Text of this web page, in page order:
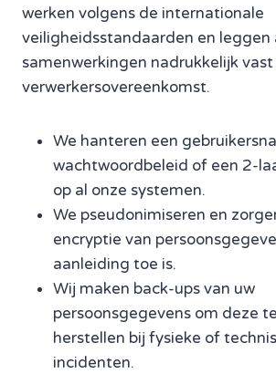
werken volgens de internationale
veiligheidsstandaarden en leggen
samenwerkingen nadrukkelijk
verwerkersovereenkomst.
We hanteren een
wachtwoordbeleid of een 2-
op al onze systemen.
We pseudonimiseren en
encryptie van
aanleiding toe is.
Wij maken back-ups van uw
persoonsgegevens om deze
herstellen bij fysieke of
incidenten.